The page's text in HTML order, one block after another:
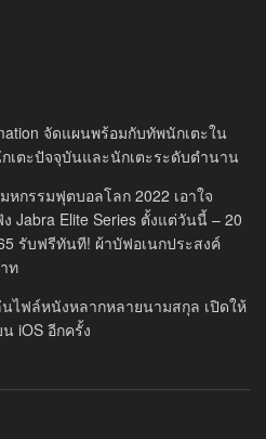
จัดแผนพร้อมกับทัพนักเตะใน
เตะปัจจุบันและนักเตะระดับตำนาน
หกรรมฟุตบอลโลก 2022 เอาใจ
Jabra Elite Series ตั้งแต่วันนี้ – 20
รับฟรีทันที! ผ้าบัฟอเนกประสงค์
ท
นไฟล์หนังหลากหลายนามสกุล เปิดให้
iOS อีกครั้ง